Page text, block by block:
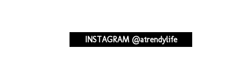
INSTAGRAM @atrendylife